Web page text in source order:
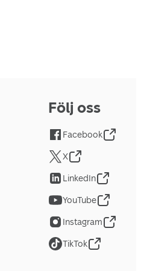
Följ oss
Facebook
X
LinkedIn
YouTube
Instagram
TikTok